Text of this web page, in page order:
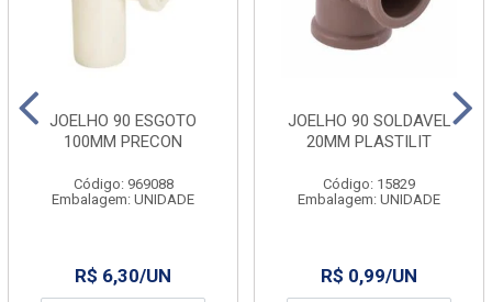
JOELHO 90 ESGOTO
100MM PRECON
Código: 969088
Embalagem: UNIDADE
R$ 6,30/UN
JOELHO 90 SOLDAVEL
20MM PLASTILIT
Código: 15829
Embalagem: UNIDADE
R$ 0,99/UN